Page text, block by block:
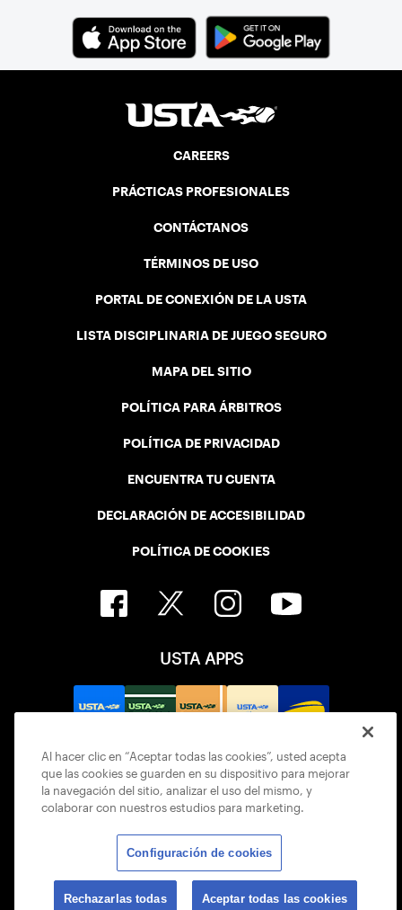
CAREERS
PRÁCTICAS PROFESIONALES
CONTÁCTANOS
TÉRMINOS DE USO
PORTAL DE CONEXIÓN DE LA USTA
LISTA DISCIPLINARIA DE JUEGO SEGURO
MAPA DEL SITIO
POLÍTICA PARA ÁRBITROS
POLÍTICA DE PRIVACIDAD
ENCUENTRA TU CUENTA
DECLARACIÓN DE ACCESIBILIDAD
POLÍTICA DE COOKIES
USTA APPS
© 2026 USTA ALL RIGHTS RESERVED
Al hacer clic en “Aceptar todas las cookies”, usted acepta
que las cookies se guarden en su dispositivo para mejorar
la navegación del sitio, analizar el uso del mismo, y
colaborar con nuestros estudios para marketing.
Configuración de cookies
Rechazarlas todas Aceptar todas las cookies